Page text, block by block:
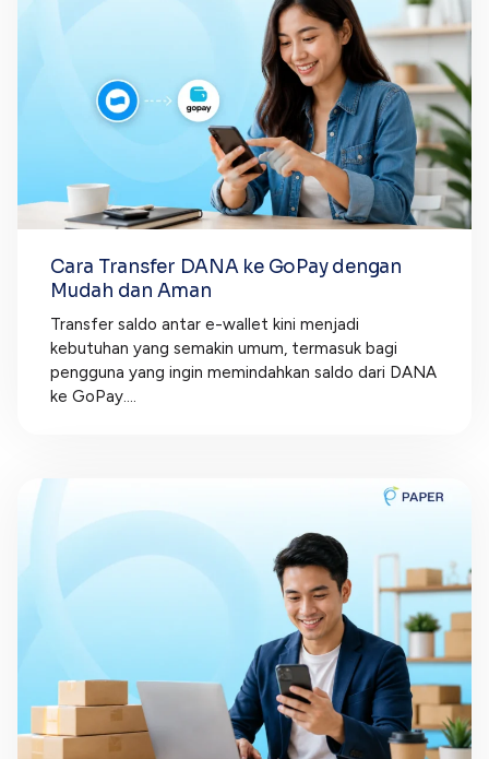
Cara Transfer DANA ke GoPay dengan
Mudah dan Aman
Transfer saldo antar e-wallet kini menjadi
kebutuhan yang semakin umum, termasuk bagi
pengguna yang ingin memindahkan saldo dari DANA
ke GoPay....